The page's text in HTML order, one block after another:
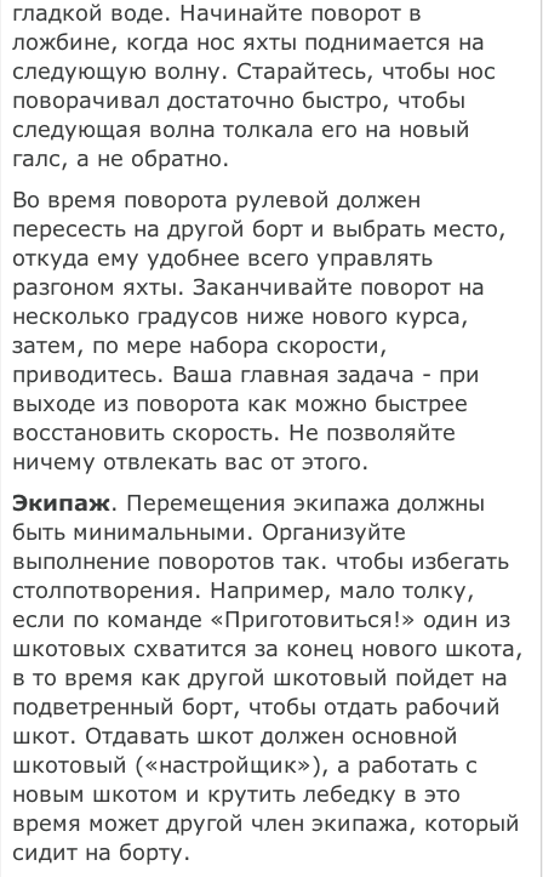
гладкой воде. Начинайте поворот в
ложбине, когда нос яхты поднимается на
следующую волну. Старайтесь, чтобы нос
поворачивал достаточно быстро, чтобы
следующая волна толкала его на новый
галс, а не обратно.
Во время поворота рулевой должен
пересесть на другой борт и выбрать место,
откуда ему удобнее всего управлять
разгоном яхты. Заканчивайте поворот на
несколько градусов ниже нового курса,
затем, по мере набора скорости,
приводитесь. Ваша главная задача - при
выходе из поворота как можно быстрее
восстановить скорость. Не позволяйте
ничему отвлекать вас от этого.
Экипаж. Перемещения экипажа должны
быть минимальными. Организуйте
выполнение поворотов так. чтобы избегать
столпотворения. Например, мало толку,
если по команде «Приготовиться!» один из
шкотовых схватится за конец нового шкота,
в то время как другой шкотовый пойдет на
подветренный борт, чтобы отдать рабочий
шкот. Отдавать шкот должен основной
шкотовый («настройщик»), а работать с
новым шкотом и крутить лебедку в это
время может другой член экипажа, который
сидит на борту.